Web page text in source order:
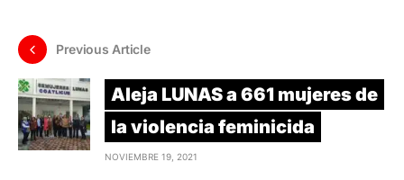
Previous Article
Aleja LUNAS a 661 mujeres de
la violencia feminicida
NOVIEMBRE 19, 2021